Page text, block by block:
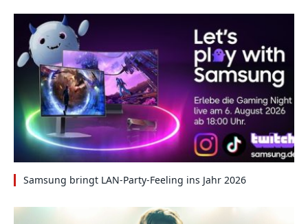
Samsung bringt LAN-Party-Feeling ins Jahr 2026